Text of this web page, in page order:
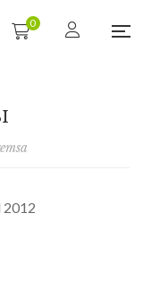
0
2012